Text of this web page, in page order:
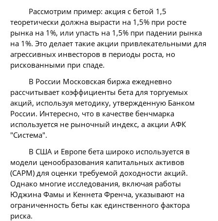
Рассмотрим пример: акция с бетой 1,5
теоретически должна вырасти на 1,5% при росте
рынка на 1%, или упасть на 1,5% при падении рынка
на 1%. Это делает такие акции привлекательными для
агрессивных инвесторов в периоды роста, но
рискованными при спаде.
В России Московская биржа ежедневно
рассчитывает коэффициенты бета для торгуемых
акций, используя методику, утвержденную Банком
России. Интересно, что в качестве бенчмарка
используется не рыночный индекс, а акции АФК
"Система".
В США и Европе бета широко используется в
модели ценообразования капитальных активов
(CAPM) для оценки требуемой доходности акций.
Однако многие исследования, включая работы
Юджина Фамы и Кеннета Френча, указывают на
ограниченность беты как единственного фактора
риска.